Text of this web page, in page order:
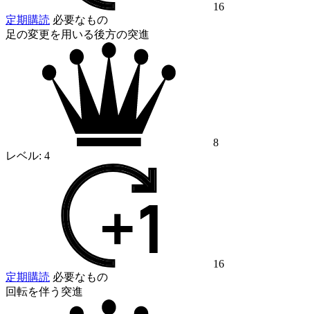
16
定期購読 必要なもの
足の変更を用いる後方の突進
8
レベル: 4
16
定期購読 必要なもの
回転を伴う突進